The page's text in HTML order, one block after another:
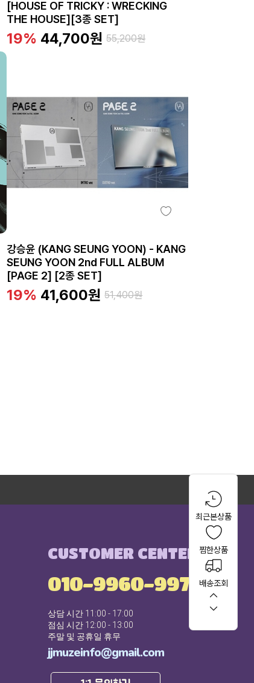
최근본상품
찜한상품
배송조회
[HOUSE OF TRICKY : WRECKING
THE HOUSE][3종 SET]
19% 44,700원 55,200원
강승윤 (KANG SEUNG YOON) - KANG
SEUNG YOON 2nd FULL ALBUM
[PAGE 2] [2종 SET]
19% 41,600원 51,400원
CUSTOMER CENTER
010-9960-9971
상담 시간 11:00 - 17:00
점심 시간 12:00 - 13:00
주말 및 공휴일 휴무
jjmuzeinfo@gmail.com